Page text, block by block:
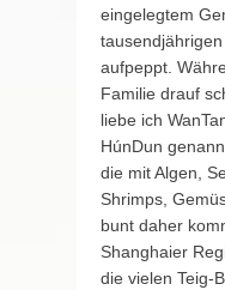
eingelegtem
aufpeppt.
Familie drauf
liebe ich
HúnDun
die mit Algen,
Shrimps,
bunt daher
Shanghaier
die vielen Teig-